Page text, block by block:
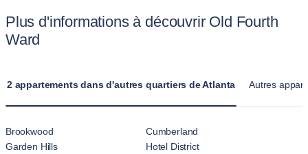
Plus d'informations à découvrir Old Fourth
Ward
2 appartements dans d'autres quartiers de Atlanta Autres
Brookwood
Cumberland
Garden Hills
Hotel District